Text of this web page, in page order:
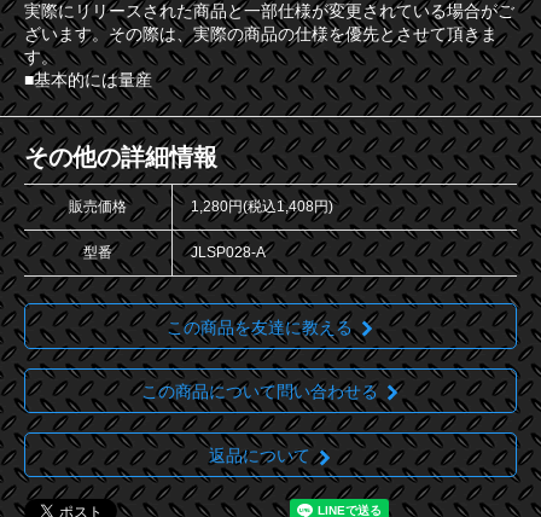
実際にリリースされた商品と一部仕様が変更されている場合がご
ざいます。その際は、実際の商品の仕様を優先とさせて頂きま
す。
■基本的には量産
その他の詳細情報
販売価格 1,280円(税込1,408円)
型番 JLSP028-A
この商品を友達に教える
この商品について問い合わせる
返品について